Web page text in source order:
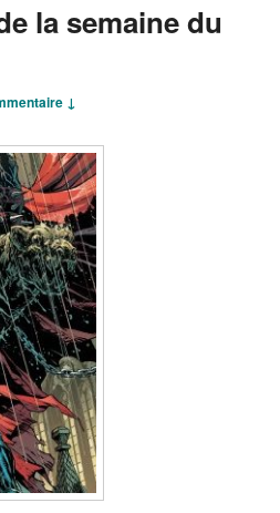
la semaine du
↓